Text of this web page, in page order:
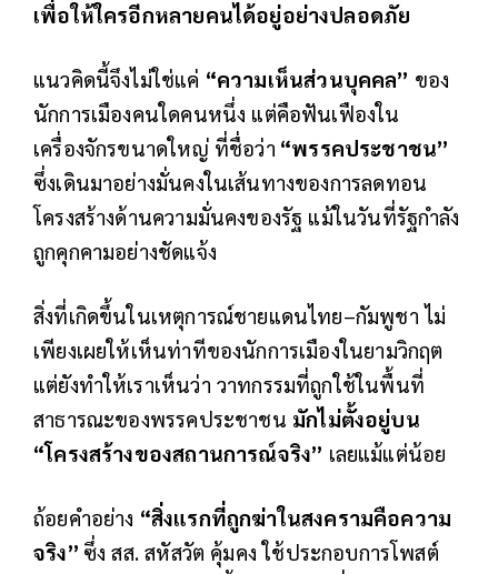
เพื่อให้ใครอีกหลายคนได้อยู่อย่างปลอดภัย
แนวคิดนี้จึงไม่ใช่แค่ “ความเห็นส่วนบุคคล” ของ
นักการเมืองคนใดคนหนึ่ง แต่คือฟันเฟืองใน
เครื่องจักรขนาดใหญ่ ที่ชื่อว่า “พรรคประชาชน”
ซึ่งเดินมาอย่างมั่นคงในเส้นทางของการลดทอน
โครงสร้างด้านความมั่นคงของรัฐ แม้ในวันที่รัฐกำลัง
ถูกคุกคามอย่างชัดแจ้ง
สิ่งที่เกิดขึ้นในเหตุการณ์ชายแดนไทย–กัมพูชา ไม่
เพียงเผยให้เห็นท่าทีของนักการเมืองในยามวิกฤต
แต่ยังทำให้เราเห็นว่า วาทกรรมที่ถูกใช้ในพื้นที่
สาธารณะของพรรคประชาชน มักไม่ตั้งอยู่บน
“โครงสร้างของสถานการณ์จริง” เลยแม้แต่น้อย
ถ้อยคำอย่าง “สิ่งแรกที่ถูกฆ่าในสงครามคือความ
จริง” ซึ่ง สส. สหัสวัต คุ้มคง ใช้ประกอบการโพสต์